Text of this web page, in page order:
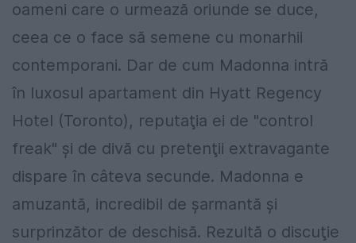
oameni care o urmează oriunde se duce,
ceea ce o face să semene cu monarhii
contemporani. Dar de cum Madonna intră
în luxosul apartament din Hyatt Regency
Hotel (Toronto), reputaţia ei de "control
freak" şi de divă cu pretenţii extravagante
dispare în câteva secunde. Madonna e
amuzantă, incredibil de şarmantă şi
surprinzător de deschisă. Rezultă o discuţie